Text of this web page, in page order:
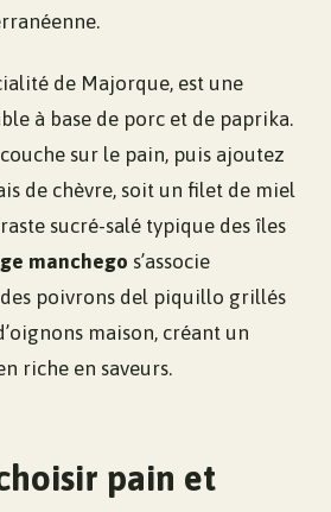
de Majorque, est une
à base de porc et de paprika.
sur le pain, puis ajoutez
de chèvre, soit un filet de miel
sucré-salé typique des îles
manchego s’associe
poivrons del piquillo grillés
maison, créant un
riche en saveurs.
pain et